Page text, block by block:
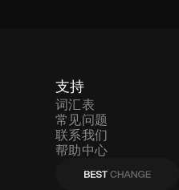
支持
词汇表
常见问题
联系我们
帮助中心